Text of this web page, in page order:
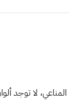
ألوان اصطناعية